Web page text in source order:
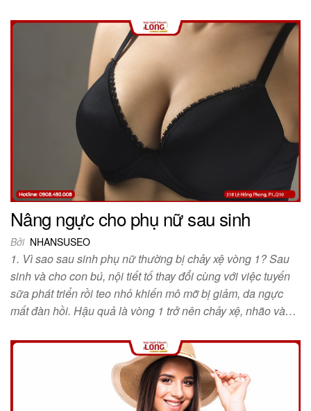
Nâng ngực cho phụ nữ sau sinh
Bởi NHANSUSEO
1. Vì sao sau sinh phụ nữ thường bị chảy xệ vòng 1? Sau
sinh và cho con bú, nội tiết tố thay đổi cùng với việc tuyến
sữa phát triển rồi teo nhỏ khiến mô mỡ bị giảm, da ngực
mất đàn hồi. Hậu quả là vòng 1 trở nên chảy xệ, nhão và…